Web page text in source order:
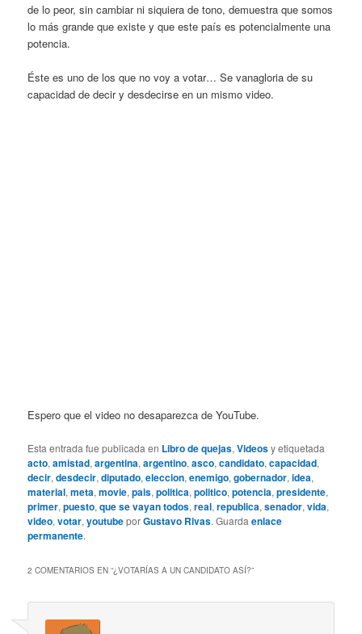
de lo peor, sin cambiar ni siquiera de tono, demuestra que somos
lo más grande que existe y que este país es potencialmente una
potencia.
Éste es uno de los que no voy a votar… Se vanagloria de su
capacidad de decir y desdecirse en un mismo video.
Espero que el video no desaparezca de YouTube.
Esta entrada fue publicada en Libro de quejas,Videosy etiquetada
acto,amistad,argentina,argentino,asco,candidato,capacidad,
decir,desdecir,diputado,eleccion,enemigo,gobernador,idea,
material,meta,movie,pais,politica,politico,potencia,presidente,
primer,puesto,que se vayan todos,real,republica,senador,vida,
video,votar,youtubeporGustavo Rivas. Guardaenlace
permanente.
2 COMENTARIOS EN “¿VOTARÍAS A UN CANDIDATO ASÍ?”